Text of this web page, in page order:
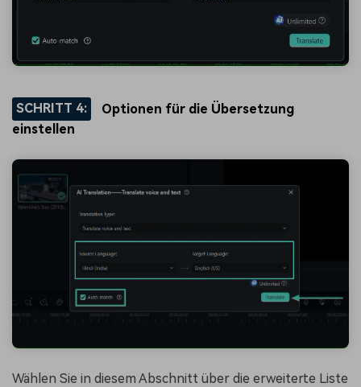
SCHRITT 4:
Optionen für die Übersetzung
einstellen
Wählen Sie in diesem Abschnitt über die erweiterte Liste